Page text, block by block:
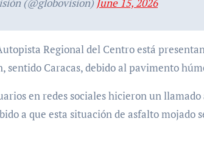
Regional del Centro está
sentido Caracas, debido al pavimento
en redes sociales hicieron un
a que esta situación de asfalto mojado